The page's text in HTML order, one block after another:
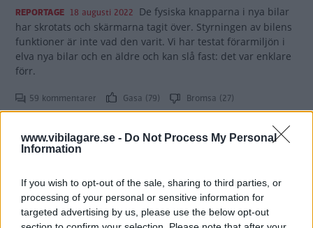
www.vibilagare.se - Do Not Process My Personal
Information
If you wish to opt-out of the sale, sharing to third parties, or
processing of your personal or sensitive information for
targeted advertising by us, please use the below opt-out
REPORTAGE 18 augusti 2022 De fysiska knapparna i nya bilar
har skrotats och skärmarna tagit över. Styrningen av bilens
funktioner är inte vad den varit. Vi har testat förarmiljön i
elva nya bilar och en äldre och kan slå fast: det var enklare
förr.
59 kommentarer Gasa (79) Bromsa (27)
Test av
Minuspoäng för MG
LÅNGTEST 18 juli 2022 MG får bakläxa när Vi Bilägare testar
klimatanläggningen i våra fem långtestbilar.